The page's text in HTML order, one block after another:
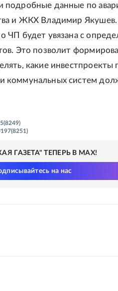
подробные данные по
и ЖКХ Владимир Якушев.
ЧП будет увязана с
Это позволит
какие инвестпроекты
коммунальных систем
ГАЗЕТА" ТЕПЕРЬ В MAX!
на нас